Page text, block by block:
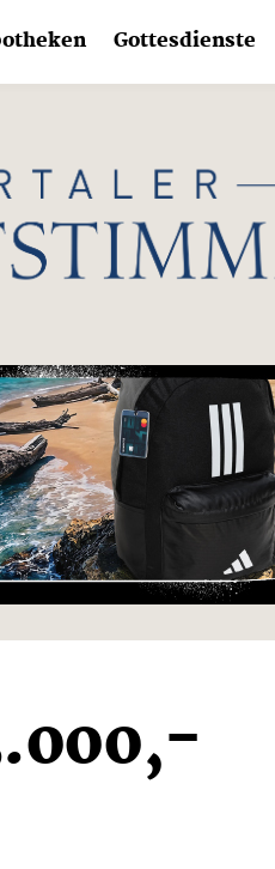
Gottesdienste